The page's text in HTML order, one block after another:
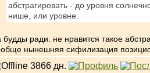
абстрагировать - до уровня
нише, или уровне.
будды ради. не нравится такое
нынешняя сифилизация